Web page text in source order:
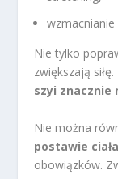
wzmacnianie
Nie tylko
zwiększają
szyi znacznie
Nie można
postawie ciała
obowiązków.